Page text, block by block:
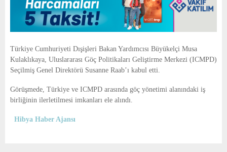
E
N
U
Türkiye Cumhuriyeti Dışişleri Bakan Yardımcısı Büyükelçi Musa
Kulaklıkaya, Uluslararası Göç Politikaları Geliştirme Merkezi (ICMPD)
Seçilmiş Genel Direktörü Susanne Raab’ı kabul etti.
Görüşmede, Türkiye ve ICMPD arasında göç yönetimi alanındaki iş
birliğinin ilerletilmesi imkanları ele alındı.
Hibya Haber Ajansı